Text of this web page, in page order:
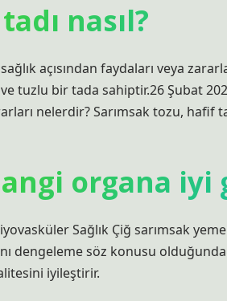
nasıl?
açısından faydaları veya
tuzlu bir tada sahiptir.26 Şubat
nelerdir? Sarımsak tozu, hafif
organa iyi
Sağlık Çiğ sarımsak
dengeleme söz konusu
iyileştirir.